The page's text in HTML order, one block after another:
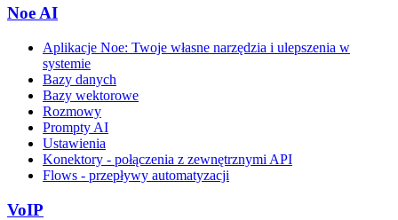
Noe AI
Aplikacje Noe: Twoje własne narzędzia i ulepszenia w
systemie
Bazy danych
Bazy wektorowe
Rozmowy
Prompty AI
Ustawienia
Konektory - połączenia z zewnętrznymi API
Flows - przepływy automatyzacji
VoIP